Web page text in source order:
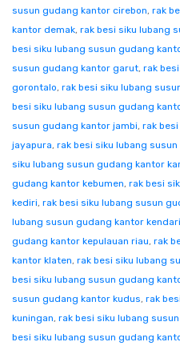
susun gudang kantor cirebon, rak
kantor demak, rak besi siku lubang
besi siku lubang susun gudang
susun gudang kantor garut, rak
gorontalo, rak besi siku lubang
besi siku lubang susun gudang
susun gudang kantor jambi, rak
jayapura, rak besi siku lubang
siku lubang susun gudang kantor
gudang kantor kebumen, rak besi
kediri, rak besi siku lubang susun
lubang susun gudang kantor kendari
gudang kantor kepulauan riau, rak
kantor klaten, rak besi siku lubang
besi siku lubang susun gudang
susun gudang kantor kudus, rak
kuningan, rak besi siku lubang
besi siku lubang susun gudang